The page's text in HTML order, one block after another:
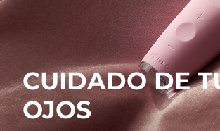
CUIDADO DE
OJOS
FAQ™ Pure Beauty-Tech Elixir
BREAKING NEWS
English Deutsch
Français
Italiano
Polski
Svenska